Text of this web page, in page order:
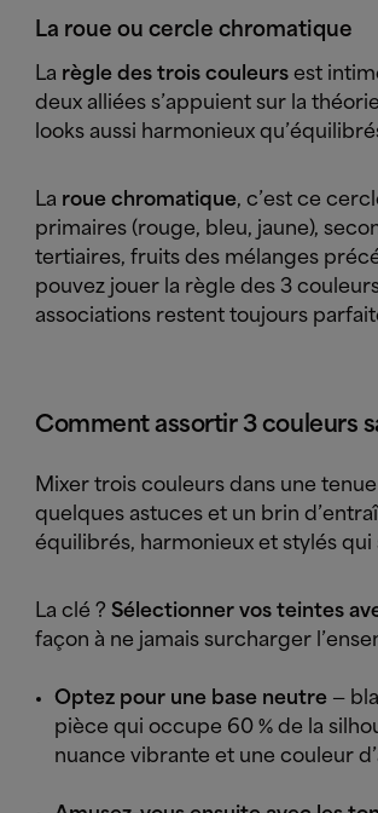
La roue ou cercle chromatique
La règle des trois couleurs est
deux alliées s’appuient sur la
looks aussi harmonieux
La roue chromatique, c’est ce
primaires (rouge, bleu, jaune),
tertiaires, fruits des mélanges
pouvez jouer la règle des 3
associations restent toujours
Comment assortir 3 couleurs
Mixer trois couleurs dans une
quelques astuces et un brin
équilibrés, harmonieux et stylés qui
La clé ? Sélectionner vos teintes
façon à ne jamais surcharger
Optez pour une base neutre —
pièce qui occupe 60 % de la
nuance vibrante et une couleur